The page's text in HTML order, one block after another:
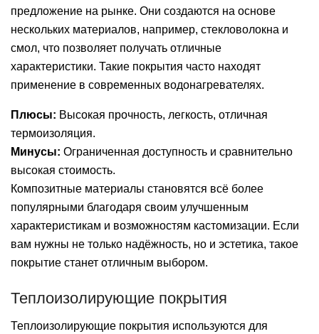
предложение на рынке. Они создаются на основе
нескольких материалов, например, стекловолокна и
смол, что позволяет получать отличные
характеристики. Такие покрытия часто находят
применение в современных водонагревателях.
Плюсы: Высокая прочность, легкость, отличная
термоизоляция.
Минусы: Ограниченная доступность и сравнительно
высокая стоимость.
Композитные материалы становятся всё более
популярными благодаря своим улучшенным
характеристикам и возможностям кастомизации. Если
вам нужны не только надёжность, но и эстетика, такое
покрытие станет отличным выбором.
Теплоизолирующие покрытия
Теплоизолирующие покрытия используются для